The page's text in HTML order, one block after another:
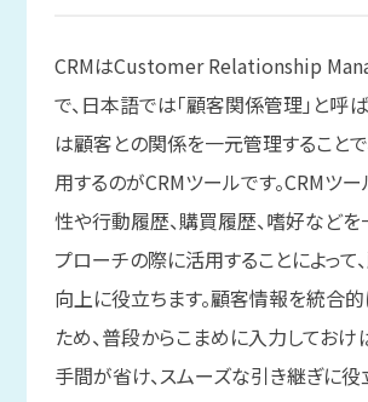
CRMはCustomer Relationship
で、日本語では「顧客関係管理」と呼
は顧客との関係を一元管理することで
用するのがCRMツールです。CRMツ
性や行動履歴、購買履歴、嗜好などを
プローチの際に活用することによって
向上に役立ちます。顧客情報を統合
ため、普段からこまめに入力してお
手間が省け、スムーズな引き継ぎに役